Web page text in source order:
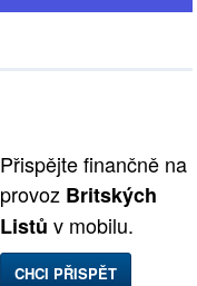
Přispějte finančně na
provoz Britských
Listů v mobilu.
CHCI PŘISPĚT